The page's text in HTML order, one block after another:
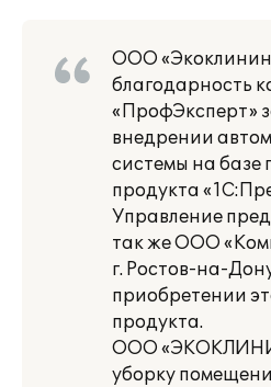
ООО
благодарность
«ПрофЭксперт»
внедрении
системы на базе
продукта
Управление
так же ООО
г. Ростов-на-
приобретении
продукта.
ООО
уборку